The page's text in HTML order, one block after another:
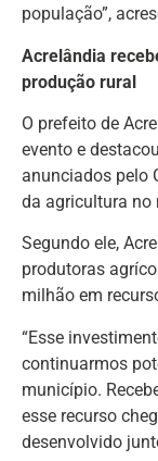
população”,
Acrelândia
produção rural
O prefeito de
evento e
anunciados pelo
da agricultura no
Segundo ele,
produtoras
milhão em
“Esse
continuarmos
município.
esse recurso
desenvolvido